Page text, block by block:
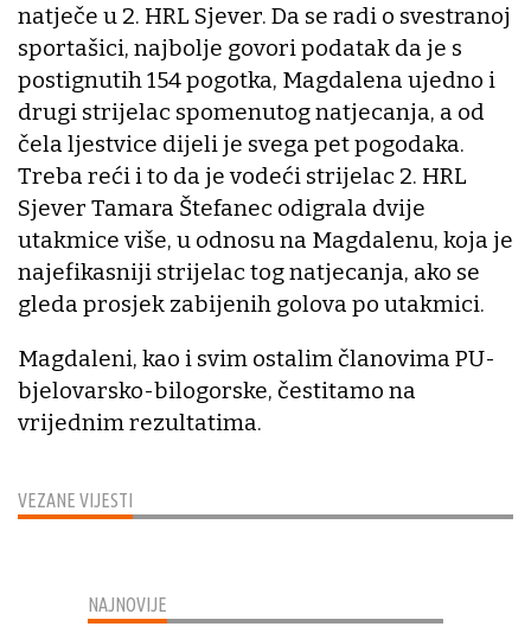
VEZANE VIJESTI
natječe u 2. HRL Sjever. Da se radi o svestranoj
sportašici, najbolje govori podatak da je s
postignutih 154 pogotka, Magdalena ujedno i
drugi strijelac spomenutog natjecanja, a od
čela ljestvice dijeli je svega pet pogodaka.
Treba reći i to da je vodeći strijelac 2. HRL
Sjever Tamara Štefanec odigrala dvije
utakmice više, u odnosu na Magdalenu, koja je
najefikasniji strijelac tog natjecanja, ako se
gleda prosjek zabijenih golova po utakmici.
Magdaleni, kao i svim ostalim članovima PU-
bjelovarsko-bilogorske, čestitamo na
vrijednim rezultatima.
NAJNOVIJE